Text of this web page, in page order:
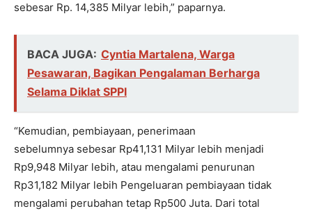
sebesar Rp. 14,385 Milyar lebih,” paparnya.
BACA JUGA: Cyntia Martalena, Warga
Pesawaran, Bagikan Pengalaman Berharga
Selama Diklat SPPI
“Kemudian, pembiayaan, penerimaan
sebelumnya sebesar Rp41,131 Milyar lebih menjadi
Rp9,948 Milyar lebih, atau mengalami penurunan
Rp31,182 Milyar lebih Pengeluaran pembiayaan tidak
mengalami perubahan tetap Rp500 Juta. Dari total